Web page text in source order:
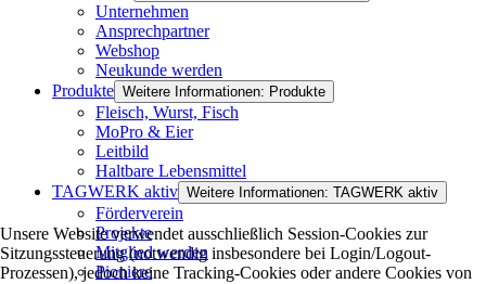
Unternehmen
Ansprechpartner
Webshop
Neukunde werden
Produkte Weitere Informationen: Produkte
Fleisch, Wurst, Fisch
MoPro & Eier
Leitbild
Haltbare Lebensmittel
TAGWERK aktiv Weitere Informationen: TAGWERK aktiv
Förderverein
Projekte
Mitglied werden
Pioniere
Unsere Website verwendet ausschließlich Session-Cookies zur
Sitzungssteuerung (notwendig insbesondere bei Login/Logout-
Prozessen), jedoch keine Tracking-Cookies oder andere Cookies von